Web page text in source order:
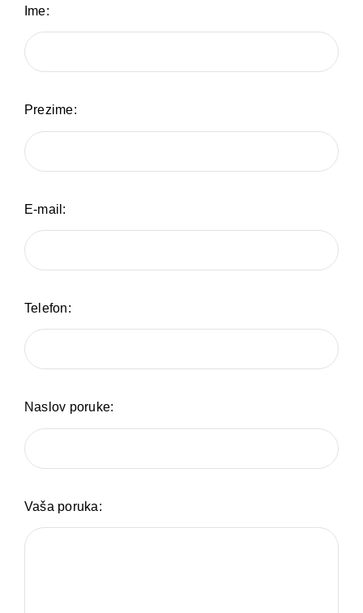
Oglasna ploča
Aktivnosti
Ime:
Prezime:
E-mail:
Telefon:
Naslov poruke:
Vaša poruka: